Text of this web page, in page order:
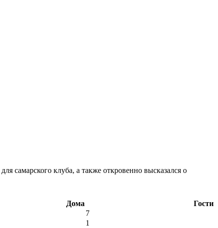
самарского клуба, а также откровенно высказался о
Дома
Гости
7
1